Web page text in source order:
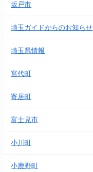
坂戸市
埼玉ガイドからのお知らせ
埼玉県情報
宮代町
寄居町
富士見市
小川町
小鹿野町